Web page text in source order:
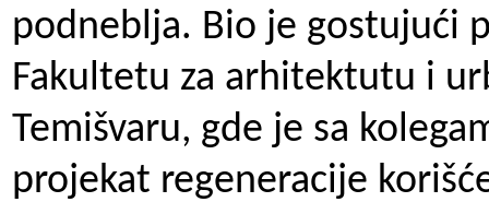
podneblja. Bio je gostujući
Fakultetu za arhitektutu i
Temišvaru, gde je sa
projekat regeneracije